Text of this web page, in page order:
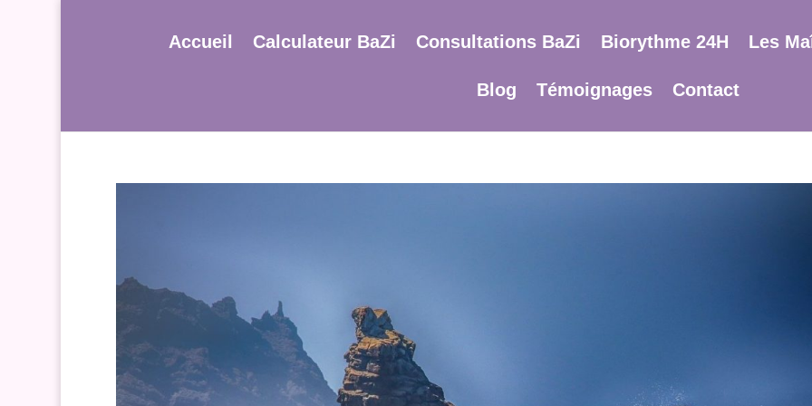
Accueil Calculateur BaZi Consultations BaZi Biorythme 24H Les
Blog Témoignages Contact